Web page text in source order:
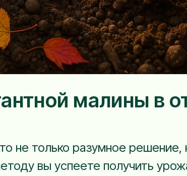
малины в
не только разумное решение,
вы успеете получить